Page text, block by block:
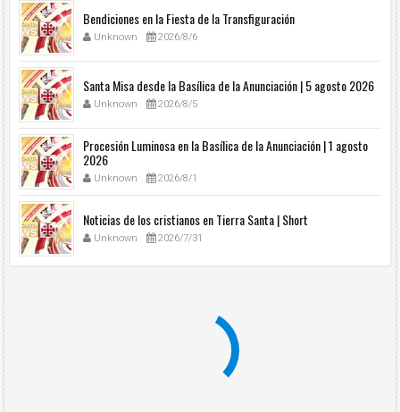
Bendiciones en la Fiesta de la Transfiguración
Unknown 2026/8/6
Santa Misa desde la Basílica de la Anunciación | 5 agosto 2026
Unknown 2026/8/5
Procesión Luminosa en la Basílica de la Anunciación | 1 agosto
2026
Unknown 2026/8/1
Noticias de los cristianos en Tierra Santa | Short
Unknown 2026/7/31